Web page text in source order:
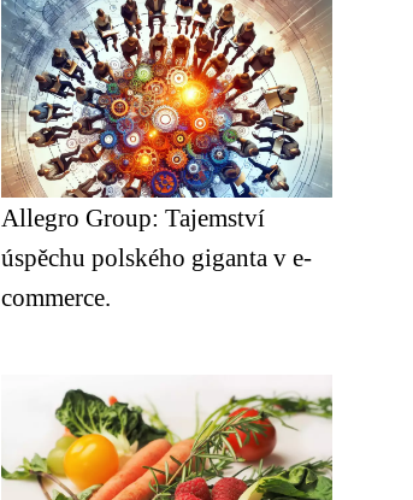
Allegro Group: Tajemství
úspěchu polského giganta v e-
commerce.